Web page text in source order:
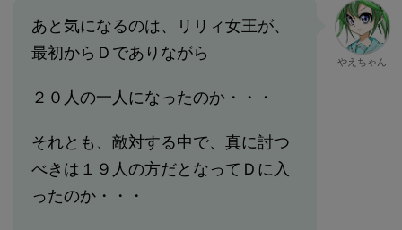
あと気になるのは、リリィ女王が、
最初からＤでありながら
２０人の一人になったのか・・・
それとも、敵対する中で、真に討つ
べきは１９人の方だとなってＤに入
ったのか・・・
やえちゃん